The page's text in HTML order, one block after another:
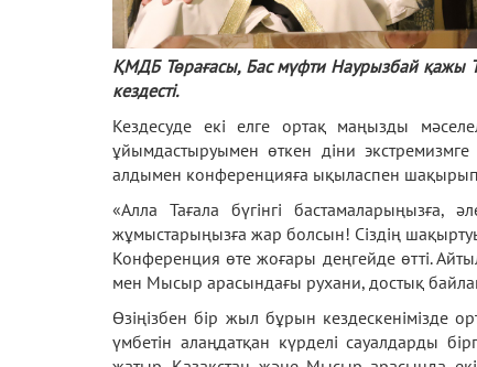
ҚМДБ Төрағасы, Бас мүфти Наурызбай қажы
кездесті.
Кездесуде екі елге ортақ маңызды
ұйымдастыруымен өткен діни
алдымен конференцияға ықыласпен шақырып,
«Алла Тағала бүгінгі бастамаларыңызға,
жұмыстарыңызға жар болсын! Сіздің
Конференция өте жоғары деңгейде өтті.
мен Мысыр арасындағы рухани, достық
Өзіңізбен бір жыл бұрын кездескенімізде
үмбетін алаңдатқан күрделі сауалдарды